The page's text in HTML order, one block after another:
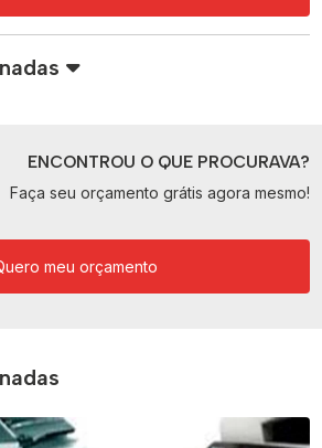
ENCONTROU O QUE PROCURAVA?
Faça seu orçamento grátis agora mesmo!
meu orçamento